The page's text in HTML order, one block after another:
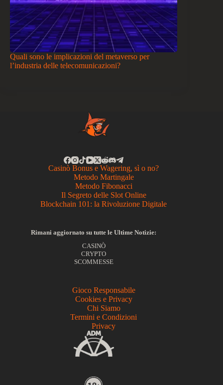
Quali sono le implicazioni del metaverso per
l’industria delle telecomunicazioni?
Casinò Bonus e Wagering, sì o no?
Metodo Martingale
Metodo Fibonacci
Il Segreto delle Slot Online
Blockchain 101: la Rivoluzione Digitale
Rimani aggiornato su tutte le Ultime Notizie:
CASINÒ
CRYPTO
SCOMMESSE
Gioco Responsabile
Cookies e Privacy
Chi Siamo
Termini e Condizioni
Privacy